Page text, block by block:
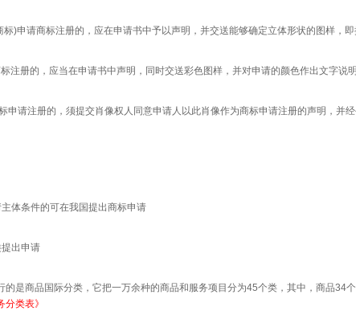
申请商标注册的，应在申请书中予以声明，并交送能够确定立体形状的图样，即
册的，应当在申请书中声明，同时交送彩色图样，并对申请的颜色作出文字说明
请注册的，须提交肖像权人同意申请人以此肖像作为商标申请注册的声明，并经
条件的可在我国提出商标申请
出申请
商品国际分类，它把一万余种的商品和服务项目分为45个类，其中，商品34个
类表》